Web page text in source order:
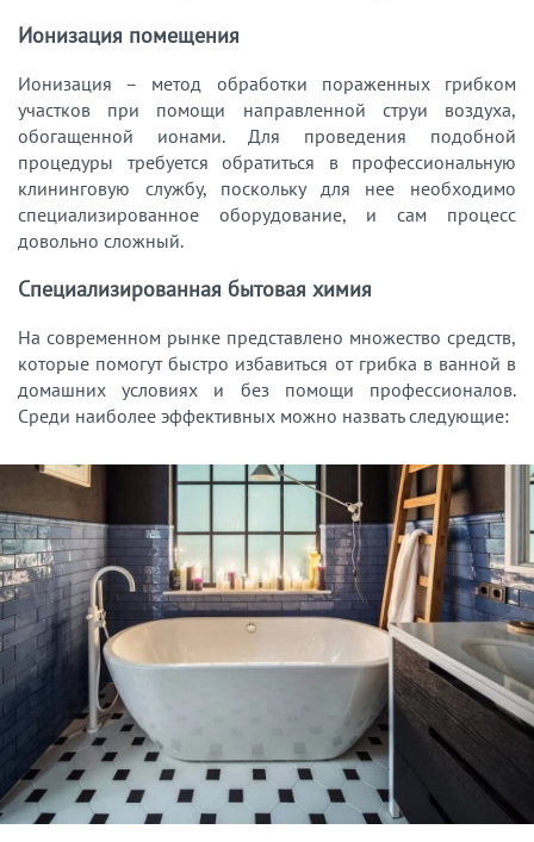
Ионизация помещения
Ионизация – метод обработки пораженных грибком
участков при помощи направленной струи воздуха,
обогащенной ионами. Для проведения подобной
процедуры требуется обратиться в профессиональную
клининговую службу, поскольку для нее необходимо
специализированное оборудование, и сам процесс
довольно сложный.
Специализированная бытовая химия
На современном рынке представлено множество средств,
которые помогут быстро избавиться от грибка в ванной в
домашних условиях и без помощи профессионалов.
Среди наиболее эффективных можно назвать следующие: